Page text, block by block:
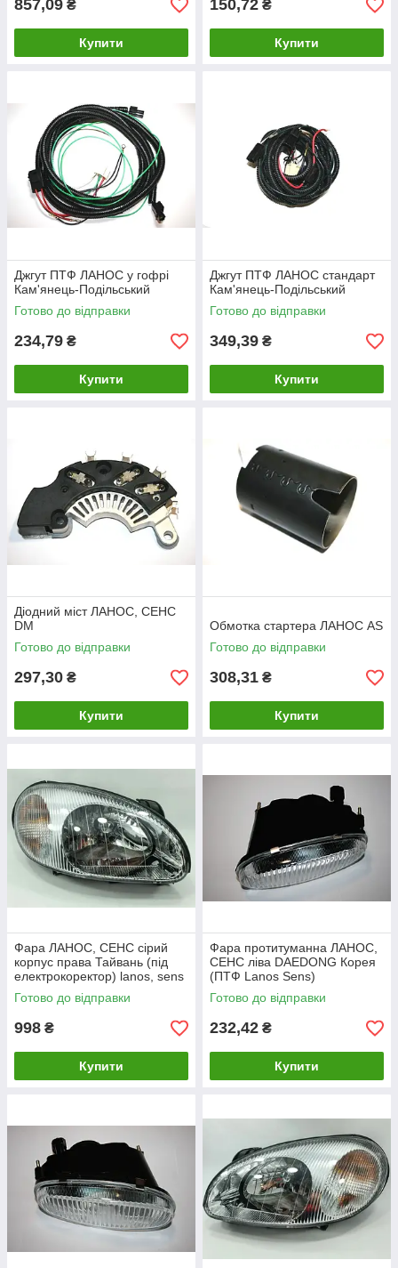
857,09 ₴
Купити
150,72 ₴
Купити
Джгут ПТФ ЛАНОС у гофрі
Кам'янець-Подільський
Готово до відправки
234,79 ₴
Купити
Джгут ПТФ ЛАНОС стандарт
Кам'янець-Подільський
Готово до відправки
349,39 ₴
Купити
Діодний міст ЛАНОС, СЕНС
DM
Готово до відправки
297,30 ₴
Купити
Обмотка стартера ЛАНОС AS
Готово до відправки
308,31 ₴
Купити
Фара ЛАНОС, СЕНС сірий
корпус права Тайвань (під
електрокоректор) lanos, sens
Готово до відправки
998 ₴
Купити
Фара протитуманна ЛАНОС,
СЕНС ліва DAEDONG Корея
(ПТФ Lanos Sens)
Готово до відправки
232,42 ₴
Купити